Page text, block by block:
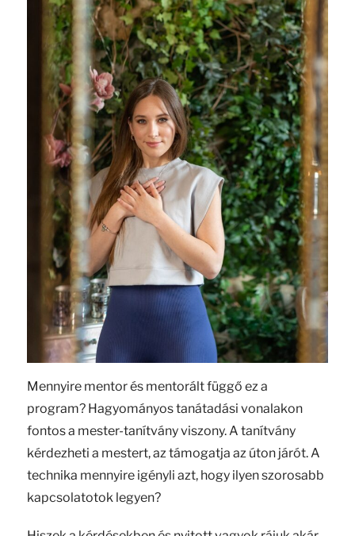
Mennyire mentor és mentorált függő ez a
program? Hagyományos tanátadási vonalakon
fontos a mester-tanítvány viszony. A tanítvány
kérdezheti a mestert, az támogatja az úton járót. A
technika mennyire igényli azt, hogy ilyen szorosabb
kapcsolatotok legyen?